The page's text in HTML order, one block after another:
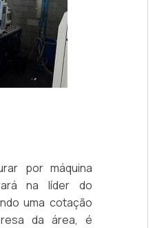
por máquina
na líder do
uma cotação
da área, é